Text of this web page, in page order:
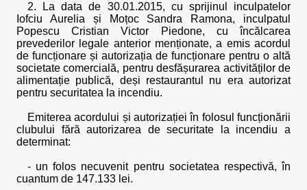
2. La data de 30.01.2015, cu sprijinul inculpatelor
Iofciu Aurelia și Moțoc Sandra Ramona, inculpatul
Popescu Cristian Victor Piedone, cu încălcarea
prevederilor legale anterior menționate, a emis acordul
de funcționare și autorizația de funcționare pentru o altă
societate comercială, pentru desfășurarea activităților de
alimentație publică, deși restaurantul nu era autorizat
pentru securitatea la incendiu.
Emiterea acordului și autorizației în folosul funcționării
clubului fără autorizarea de securitate la incendiu a
determinat:
- un folos necuvenit pentru societatea respectivă, în
cuantum de 147.133 lei.